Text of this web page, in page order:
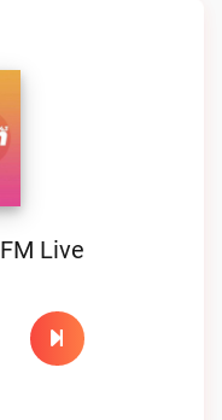
Live